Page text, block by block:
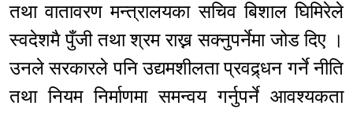
तथा वातावरण मन्त्रालयका सचिव बिशाल घिमिरेले
स्वदेशमै पुँजी तथा श्रम राख्न सक्नुपर्नेमा जोड दिए ।
उनले सरकारले पनि उद्यमशीलता प्रवद्र्धन गर्ने नीति
तथा नियम निर्माणमा समन्वय गर्नुपर्ने आवश्यकता